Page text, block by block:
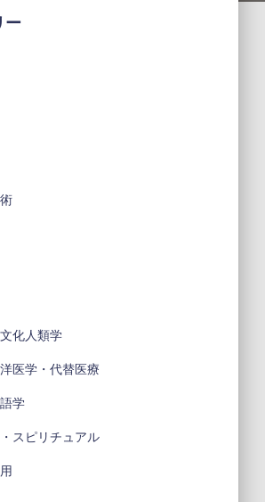
ー
化人類学
医学・代替医療
学
スピリチュアル